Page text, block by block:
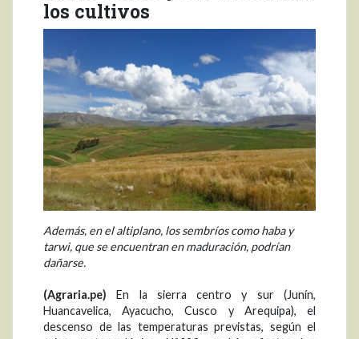
los cultivos
Además, en el altiplano, los sembríos como haba y
tarwi, que se encuentran en maduración, podrían
dañarse.
(Agraria.pe) En la sierra centro y sur (Junín,
Huancavelica, Ayacucho, Cusco y Arequipa), el
descenso de las temperaturas previstas, según el